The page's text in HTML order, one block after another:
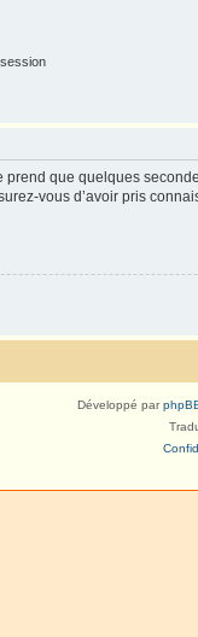
que quelques
vous d’avoir pris
Développé par